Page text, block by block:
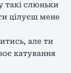
слюньки
цілуєш мене
але ти
катування